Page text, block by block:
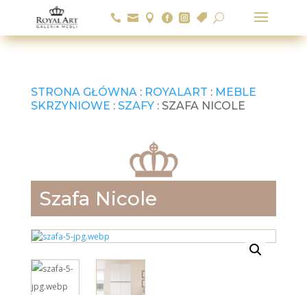
      U
STRONA GŁÓWNA: ROYALART : MEBLE
SKRZYNIOWE : SZAFY: SZAFA NICOLE
Szafa Nicole